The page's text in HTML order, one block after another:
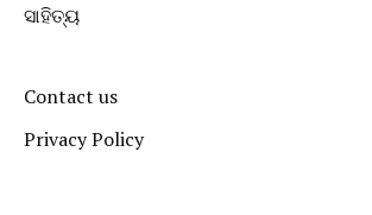
ସାହିତ୍ୟ
Contact us
Privacy Policy